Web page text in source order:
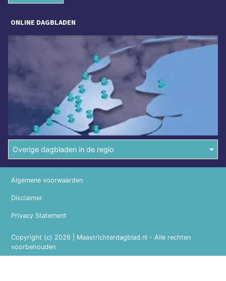
ONLINE DAGBLADEN
Overige dagbladen in de regio
Copyright (c) 2026 | Maastrichterdagblad.nl - Alle rechten
voorbehouden
Algemene voorwaarden
Disclaimer
Privacy Statement